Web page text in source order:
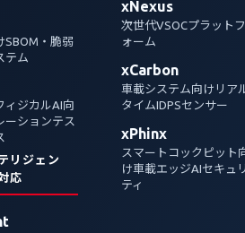
SBOM・脆弱
テム
ィジカルAI向
ーションテス
リジェン
応
xNexus
次世代VSOCプラットフ
ォーム
xCarbon
車載システム向けリア
タイムIDPSセンサー
xPhinx
スマートコックピット
け車載エッジAIセキュ
ティ
キュリティコミュニティに
」とは何を指すかご存じで
RAMN（通称：ラーメン）
ーターと組み合わせること
組み込みシステムおよびサ
ィ研究において、安全で実
ュレーションが、どのよう